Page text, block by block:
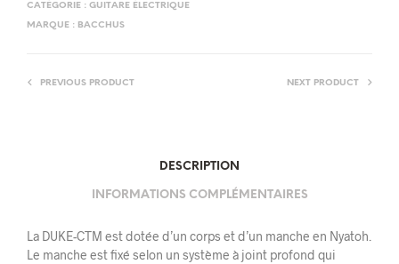
CATÉGORIE : GUITARE ÉLECTRIQUE
MARQUE : BACCHUS
PREVIOUS PRODUCT NEXT PRODUCT
DESCRIPTION
INFORMATIONS COMPLÉMENTAIRES
La DUKE-CTM est dotée d’un corps et d’un manche en Nyatoh.
Le manche est fixé selon un système à joint profond qui